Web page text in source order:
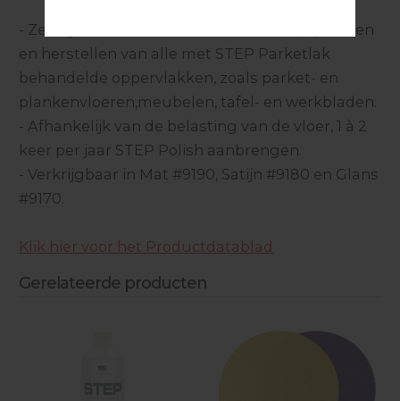
- Zeer geschikt voor het onderhouden, opfrissen
en herstellen van alle met STEP Parketlak
behandelde oppervlakken, zoals parket- en
plankenvloeren,meubelen, tafel- en werkbladen.
- Afhankelijk van de belasting van de vloer, 1 à 2
keer per jaar STEP Polish aanbrengen.
- Verkrijgbaar in Mat #9190, Satijn #9180 en Glans
#9170.
Klik hier voor het Productdatablad
Gerelateerde producten